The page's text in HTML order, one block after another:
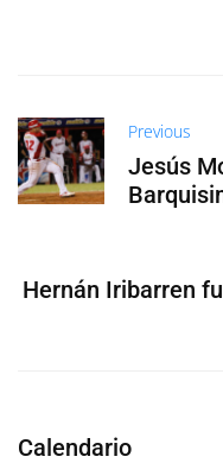
Previous
Jesús
Hernán Iribarren
Calendario